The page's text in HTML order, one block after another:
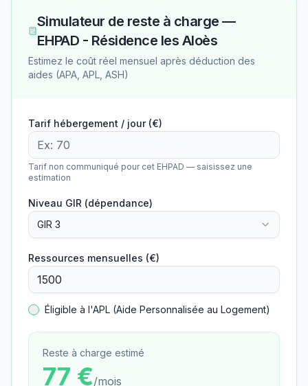
Simulateur de reste à charge —
EHPAD - Résidence les Aloès
Estimez le coût réel mensuel après déduction des
aides (APA, APL, ASH)
Tarif hébergement / jour (€)
Tarif non communiqué pour cet EHPAD — saisissez une
estimation
Niveau GIR (dépendance)
GIR 3
Ressources mensuelles (€)
Éligible à l'APL (Aide Personnalisée au Logement)
Reste à charge estimé
77 €/mois